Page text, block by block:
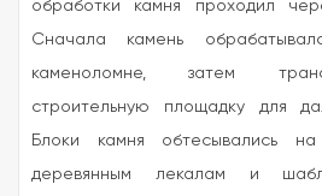
обработки камня проходил
Сначала камень
каменоломне, затем
строительную площадку для
Блоки камня обтесывались
деревянным лекалам и